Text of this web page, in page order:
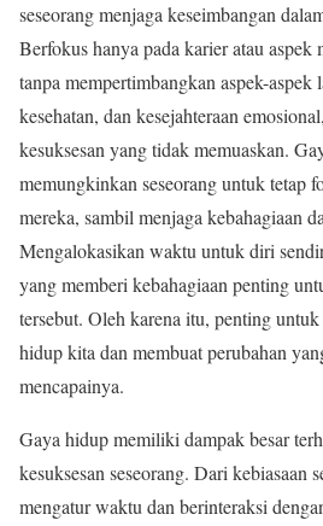
seseorang menjaga keseimbangan
Berfokus hanya pada karier atau aspek
tanpa mempertimbangkan aspek-aspek
kesehatan, dan kesejahteraan
kesuksesan yang tidak memuaskan.
memungkinkan seseorang untuk tetap
mereka, sambil menjaga kebahagiaan
Mengalokasikan waktu untuk diri
yang memberi kebahagiaan penting
tersebut. Oleh karena itu, penting
hidup kita dan membuat perubahan
mencapainya.
Gaya hidup memiliki dampak besar
kesuksesan seseorang. Dari kebiasaan
mengatur waktu dan berinteraksi